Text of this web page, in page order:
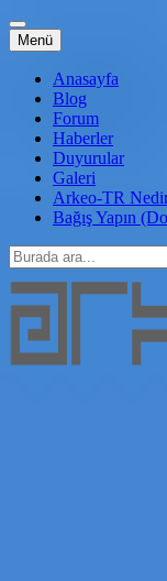
Menü İçeriğe
atla
Anasayfa
Blog
Forum
Haberler
Duyurular
Galeri
Arkeo-TR
Bağış Yapın
Arama: